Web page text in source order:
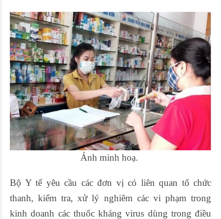
Ảnh minh hoạ.
Bộ Y tế yêu cầu các đơn vị có liên quan tổ chức
thanh, kiểm tra, xử lý nghiêm các vi phạm trong
kinh doanh các thuốc kháng virus dùng trong điều